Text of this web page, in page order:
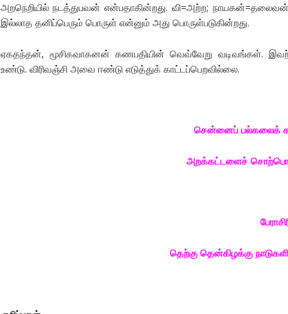
அறநெறியில் நடத்துபவன் என்பதாகின்றது. வி=அற்ற;
இல்லாத தனிப்பெரும் பொருள் என்னும் அது பொருள்படுகின்றது.
ஏகதந்தன், மூசிகவாகனன் கணபதியின் வெவ்வேறு வடிவங்கள்.
உண்டு. விரிவஞ்சி அவை ஈண்டு எடுத்துக் காட்டப்பெறவில்லை.
சென்னைப் பல்கலைக்
அறக்கட்டளைச்
தெற்கு தென்கிழக்கு